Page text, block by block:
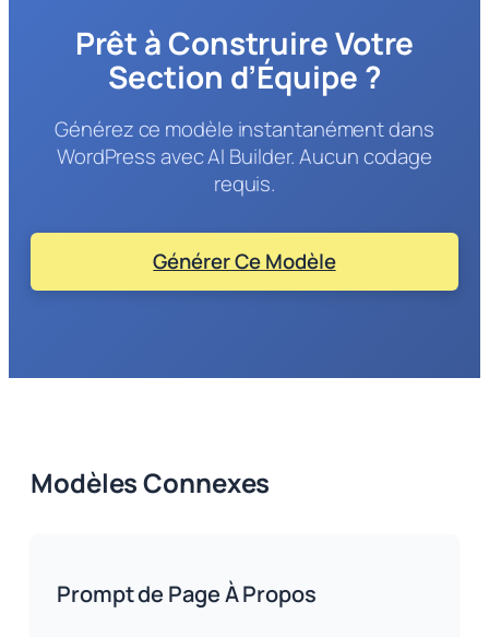
Prêt à Construire Votre
Section d’Équipe ?
Générez ce modèle instantanément dans
WordPress avec AI Builder. Aucun codage
requis.
Générer Ce Modèle
Modèles Connexes
Prompt de Page À Propos